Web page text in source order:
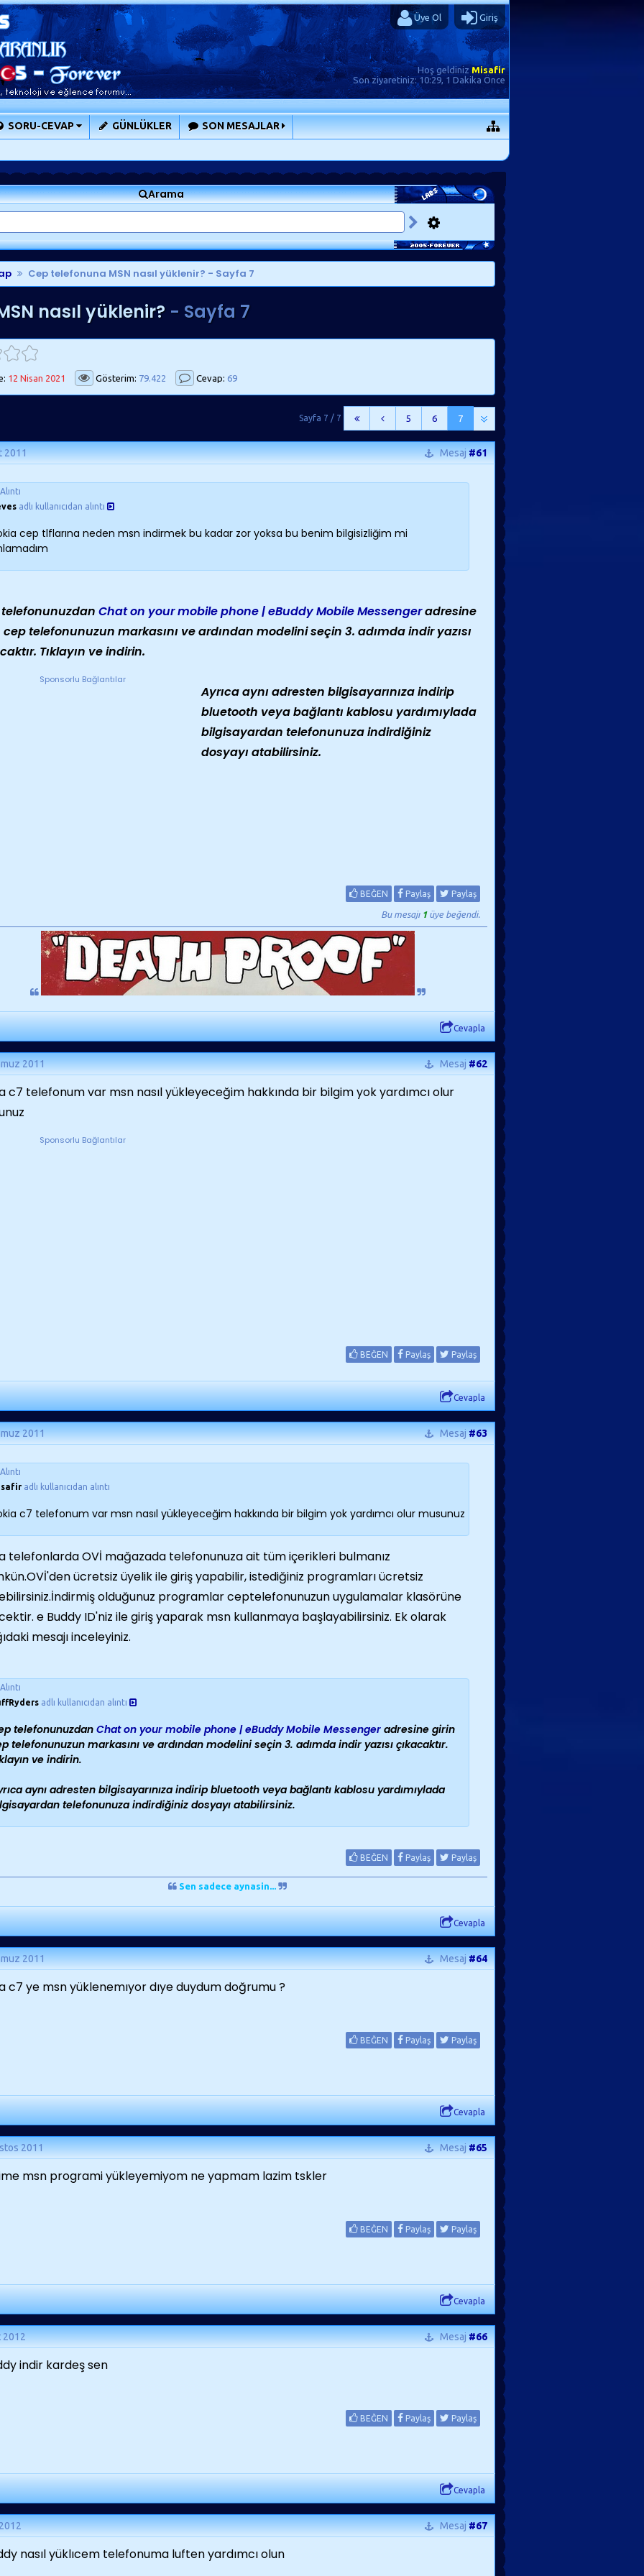
Üye Ol Giriş
Hoş geldiniz Misafir
Son ziyaretiniz:10:29, 1 Dakika Önce
SORU-CEVAP GÜNLÜKLER SON MESAJLAR
Arama
Cep telefonuna MSN nasıl yüklenir? - Sayfa 7
nasıl yüklenir? - Sayfa 7
12 Nisan 2021 Gösterim: 79.422 Cevap: 69
5 6 7
Sayfa 7 / 7
2011 Mesaj#61
adlı kullanıcıdan alıntı
cep tlflarına neden msn indirmek bu kadar zor yoksa bu benim bilgisizliğim mi
Chat on your mobile phone | eBuddy Mobile Messengeradresine
telefonunuzun markasını ve ardından modelini seçin 3. adımda indir yazısı
Tıklayın ve indirin.
Sponsorlu Bağlantılar
Ayrıca aynı adresten bilgisayarınıza indirip
bluetooth veya bağlantı kablosu yardımıylada
bilgisayardan telefonunuza indirdiğiniz
dosyayı atabilirsiniz.
BEĞEN Paylaş Paylaş
Bu mesajı 1üye beğendi.
Cevapla
2011 Mesaj#62
c7 telefonum var msn nasıl yükleyeceğim hakkında bir bilgim yok yardımcı olur
Sponsorlu Bağlantılar
BEĞEN Paylaş Paylaş
Cevapla
2011 Mesaj#63
adlı kullanıcıdan alıntı
c7 telefonum var msn nasıl yükleyeceğim hakkında bir bilgim yok yardımcı olur musunuz
telefonlarda OVİ mağazada telefonunuza ait tüm içerikleri bulmanız
ücretsiz üyelik ile giriş yapabilir, istediğiniz programları ücretsiz
olduğunuz programlar ceptelefonunuzun uygulamalar klasörüne
e Buddy ID'niz ile giriş yaparak msn kullanmaya başlayabilirsiniz. Ek olarak
mesajı inceleyiniz.
adlı kullanıcıdan alıntı
telefonunuzdan Chat on your mobile phone | eBuddy Mobile Messenger adresine girin
telefonunuzun markasını ve ardından modelini seçin 3. adımda indir yazısı çıkacaktır.
ve indirin.
aynı adresten bilgisayarınıza indirip bluetooth veya bağlantı kablosu yardımıylada
telefonunuza indirdiğiniz dosyayı atabilirsiniz.
BEĞEN Paylaş Paylaş
Sen sadece aynasin...
Cevapla
2011 Mesaj#64
c7 ye msn yüklenemıyor dıye duydum doğrumu ?
BEĞEN Paylaş Paylaş
Cevapla
2011 Mesaj#65
msn programi yükleyemiyom ne yapmam lazim tskler
BEĞEN Paylaş Paylaş
Cevapla
2012 Mesaj#66
indir kardeş sen
BEĞEN Paylaş Paylaş
Cevapla
Mesaj#67
nasıl yüklıcem telefonuma luften yardımcı olun